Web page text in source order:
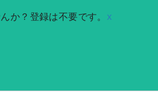
か？登録は不要です。 x